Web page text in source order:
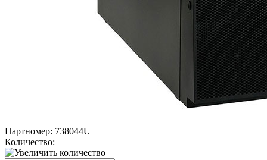
Партномер: 738044U
Количество: